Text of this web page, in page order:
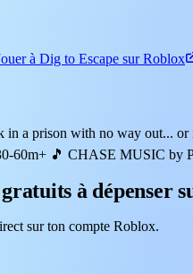
à Dig to Escape sur Roblox
a prison with no way out...
60m+ 🎵 CHASE MUSIC by
à dépenser
sur ton compte Roblox.